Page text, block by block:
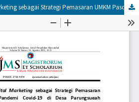
Optimalisasi Digital Marketing sebagai Strategi Pemasaran UMKM Pasca Pandemi Covid-19 di Desa Parungsueah Kabupaten Sukabumi